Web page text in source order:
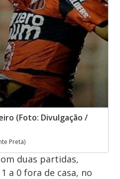
(Foto: Divulgação /
Preta)
duas partidas,
a 0 fora de casa, no